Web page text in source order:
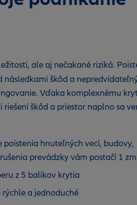
ale aj nečakané riziká.
následkami škôd a
Vďaka komplexnému
škôd a priestor naplno sa
hnuteľných vecí, budovy,
prevádzky vám postačí 1
z 5 balíkov krytia
a jednoduché